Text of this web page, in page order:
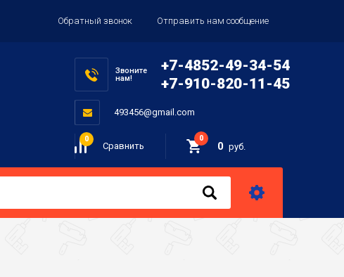
Обратный звонок Отправить нам сообщение
Звоните
нам!
+7-4852-49-34-54
+7-910-820-11-45
493456@gmail.com
Сравнить
0 0
0 руб.